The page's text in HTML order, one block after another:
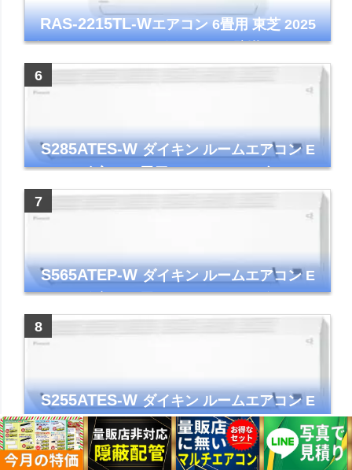
RAS-2215TL-Wエアコン 6畳用 東芝 2025
年モデル TLシリーズ ホワイト 壁掛け クーラ
ー コンパクト 清潔
S285ATES-Wダイキン ルームエアコン E
シリーズ 主に10畳用 ホワイト 2025年モデル
コンパクトモデル ストリーマ
S565ATEP-Wダイキン ルームエアコン E
シリーズ 主に18畳用 ホワイト 2025年モデル
コンパクトモデル ストリーマ
S255ATES-Wダイキン ルームエアコン E
シリーズ 主に8畳用 ホワイト 2025年モデル
コンパクトモデル ストリーマ